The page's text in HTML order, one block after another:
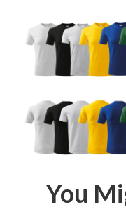
You